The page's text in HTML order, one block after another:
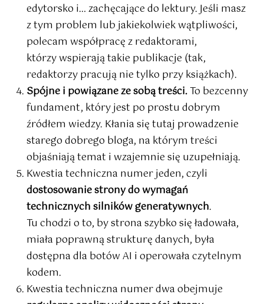
edytorsko i… zachęcające do lektury. Jeśli masz
z tym problem lub jakiekolwiek wątpliwości,
polecam współpracę z redaktorami,
którzy wspierają takie publikacje (tak,
redaktorzy pracują nie tylko przy książkach).
Spójne i powiązane ze sobą treści.To bezcenny
fundament, który jest po prostu dobrym
źródłem wiedzy. Kłania się tutaj prowadzenie
starego dobrego bloga, na którym treści
objaśniają temat i wzajemnie się uzupełniają.
Kwestia techniczna numer jeden, czyli
dostosowanie strony do wymagań
technicznych silników generatywnych.
Tu chodzi o to, by strona szybko się ładowała,
miała poprawną strukturę danych, była
dostępna dla botów AI i operowała czytelnym
kodem.
Kwestia techniczna numer dwa obejmuje